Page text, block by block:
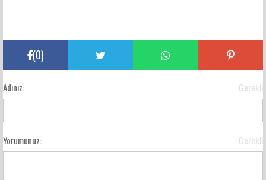
(0)
Adınız: Gerekli
Yorumunuz: Gerekli